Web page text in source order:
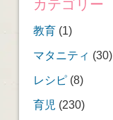
カテゴリー
教育(1)
マタニティ (30)
レシピ(8)
育児 (230)